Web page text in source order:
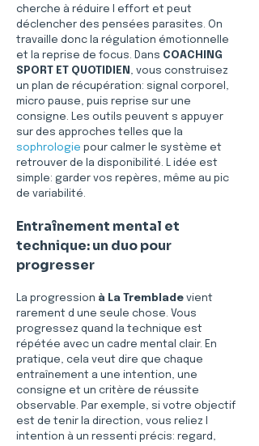
cherche à réduire l effort et peut
déclencher des pensées parasites. On
travaille donc la régulation émotionnelle
et la reprise de focus. Dans COACHING
SPORT ET QUOTIDIEN , vous construisez
un plan de récupération: signal corporel,
micro pause, puis reprise sur une
consigne. Les outils peuvent s appuyer
sur des approches telles que la
sophrologie pour calmer le système et
retrouver de la disponibilité. L idée est
simple: garder vos repères, même au pic
de variabilité.
Entraînement mental et
technique: un duo pour
progresser
La progression à La Tremblade vient
rarement d une seule chose. Vous
progressez quand la technique est
répétée avec un cadre mental clair. En
pratique, cela veut dire que chaque
entraînement a une intention, une
consigne et un critère de réussite
observable. Par exemple, si votre objectif
est de tenir la direction, vous reliez l
intention à un ressenti précis: regard,